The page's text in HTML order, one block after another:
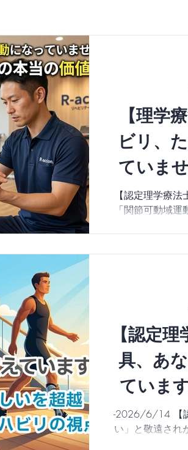
自費リハビリ トレーニングジム
【理学
ビリ、
ていま
レー
【認定理学療
「関節可動域
結します。臨床
に動かすため
【認定
具、あ
ていま
しい」
リ
-2026/6/14 【
い」と敬遠され